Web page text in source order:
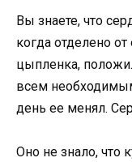
Вы знаете, что
когда отделено
цыпленка,
всем
день ее менял.
Оно не знало, что